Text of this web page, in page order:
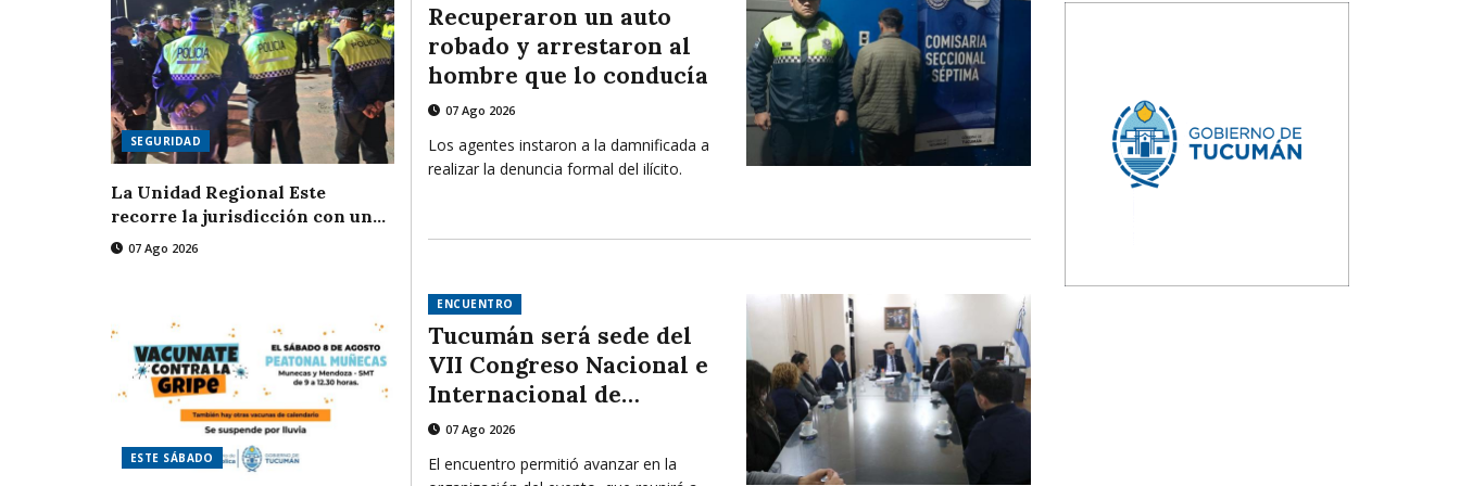
SEGURIDAD
La Unidad Regional Este
recorre la jurisdicción con un
operativo preventivo
07 Ago 2026
ESTE SÁBADO
Recuperaron un auto
robado y arrestaron al
hombre que lo conducía
07 Ago 2026
Los agentes instaron a la damnificada a
realizar la denuncia formal del ilícito.
ENCUENTRO
Tucumán será sede del
VII Congreso Nacional e
Internacional de
Enfermería
07 Ago 2026
El encuentro permitió avanzar en la